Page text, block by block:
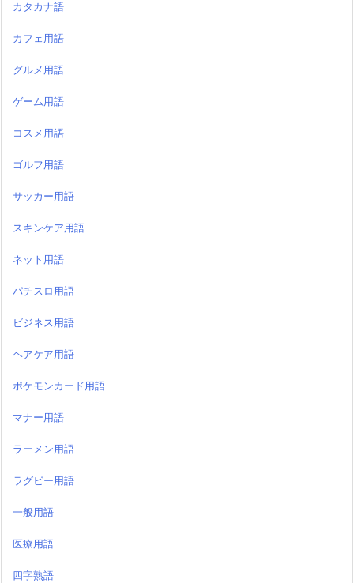
カタカナ語
カフェ用語
グルメ用語
ゲーム用語
コスメ用語
ゴルフ用語
サッカー用語
スキンケア用語
ネット用語
パチスロ用語
ビジネス用語
ヘアケア用語
ポケモンカード用語
マナー用語
ラーメン用語
ラグビー用語
一般用語
医療用語
四字熟語